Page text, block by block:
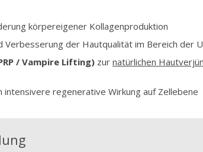
körpereigener Kollagenproduktion
Verbesserung der Hautqualität im Bereich der
/ Vampire Lifting) zur natürlichen
intensivere regenerative Wirkung auf Zellebene